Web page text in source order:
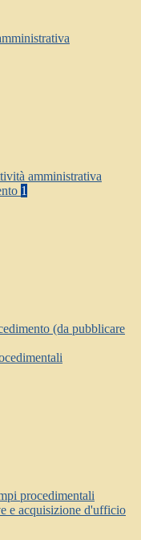
amministrativa
1
(da pubblicare
procedimentali
e acquisizione d'ufficio